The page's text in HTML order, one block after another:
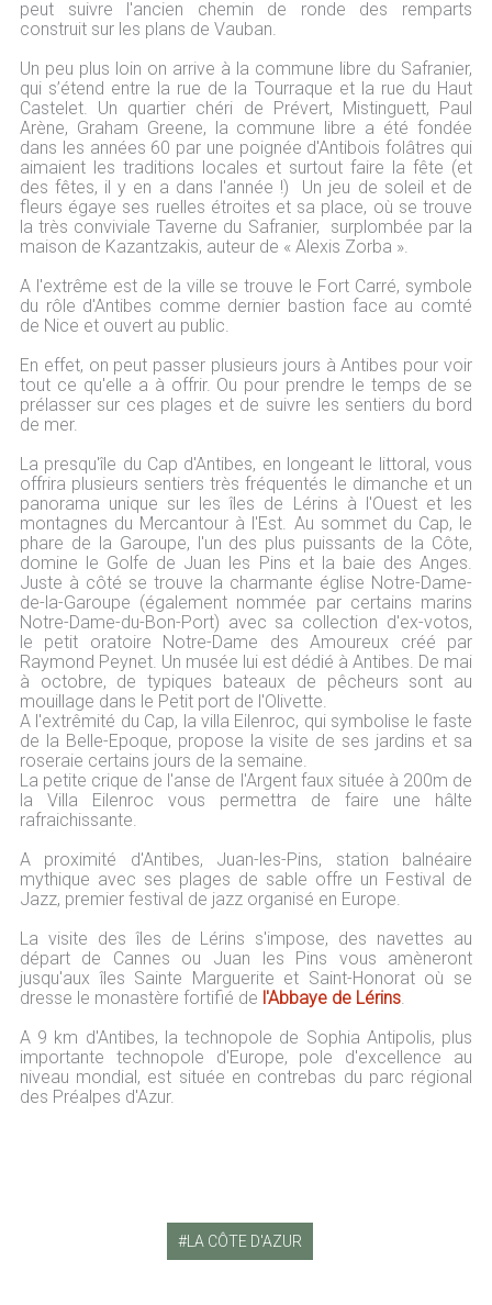
peut suivre l'ancien chemin de ronde des remparts
construit sur les plans de Vauban.
Un peu plus loin on arrive à la commune libre du Safranier,
qui s’étend entre la rue de la Tourraque et la rue du Haut
Castelet. Un quartier chéri de Prévert, Mistinguett, Paul
Arène, Graham Greene, la commune libre a été fondée
dans les années 60 par une poignée d'Antibois folâtres qui
aimaient les traditions locales et surtout faire la fête (et
des fêtes, il y en a dans l'année !) Un jeu de soleil et de
fleurs égaye ses ruelles étroites et sa place, où se trouve
la très conviviale Taverne du Safranier, surplombée par la
maison de Kazantzakis, auteur de « Alexis Zorba ».
A l'extrême est de la ville se trouve le Fort Carré, symbole
du rôle d'Antibes comme dernier bastion face au comté
de Nice et ouvert au public.
En effet, on peut passer plusieurs jours à Antibes pour voir
tout ce qu'elle a à offrir. Ou pour prendre le temps de se
prélasser sur ces plages et de suivre les sentiers du bord
de mer.
La presqu'île du Cap d'Antibes, en longeant le littoral, vous
offrira plusieurs sentiers très fréquentés le dimanche et un
panorama unique sur les îles de Lérins à l'Ouest et les
montagnes du Mercantour à l'Est. Au sommet du Cap, le
phare de la Garoupe, l'un des plus puissants de la Côte,
domine le Golfe de Juan les Pins et la baie des Anges.
Juste à côté se trouve la charmante église Notre-Dame-
de-la-Garoupe (également nommée par certains marins
Notre-Dame-du-Bon-Port) avec sa collection d'ex-votos,
le petit oratoire Notre-Dame des Amoureux créé par
Raymond Peynet. Un musée lui est dédié à Antibes. De mai
à octobre, de typiques bateaux de pêcheurs sont au
mouillage dans le Petit port de l'Olivette.
A l'extrêmité du Cap, la villa Eilenroc, qui symbolise le faste
de la Belle-Epoque, propose la visite de ses jardins et sa
roseraie certains jours de la semaine.
La petite crique de l'anse de l'Argent faux située à 200m de
la Villa Eilenroc vous permettra de faire une hâlte
rafraichissante.
A proximité d'Antibes, Juan-les-Pins, station balnéaire
mythique avec ses plages de sable offre un Festival de
Jazz, premier festival de jazz organisé en Europe.
La visite des îles de Lérins s'impose, des navettes au
départ de Cannes ou Juan les Pins vous amèneront
jusqu'aux îles Sainte Marguerite et Saint-Honorat où se
dresse le monastère fortifié de l'Abbaye de Lérins.
A 9 km d'Antibes, la technopole de Sophia Antipolis, plus
importante technopole d'Europe, pole d'excellence au
niveau mondial, est située en contrebas du parc régional
des Préalpes d'Azur.
LA CÔTE D'AZUR